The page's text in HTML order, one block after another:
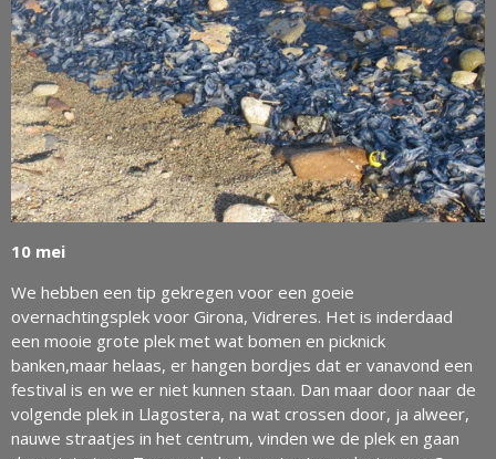
10 mei
We hebben een tip gekregen voor een goeie
overnachtingsplek voor Girona, Vidreres. Het is inderdaad
een mooie grote plek met wat bomen en picknick
banken,maar helaas, er hangen bordjes dat er vanavond een
festival is en we er niet kunnen staan. Dan maar door naar de
volgende plek in Llagostera, na wat crossen door, ja alweer,
nauwe straatjes in het centrum, vinden we de plek en gaan